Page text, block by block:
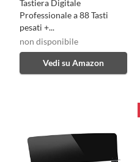
Tastiera Digitale
Professionale a 88 Tasti
pesati +...
non disponibile
Vedi su Amazon